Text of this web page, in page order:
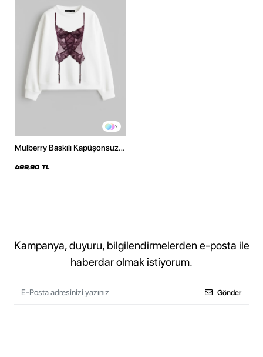
2
Mulberry Baskılı Kapüşonsuz
Sweatshirt
499,90 TL
Kampanya, duyuru, bilgilendirmelerden e-posta ile
haberdar olmak istiyorum.
Gönder